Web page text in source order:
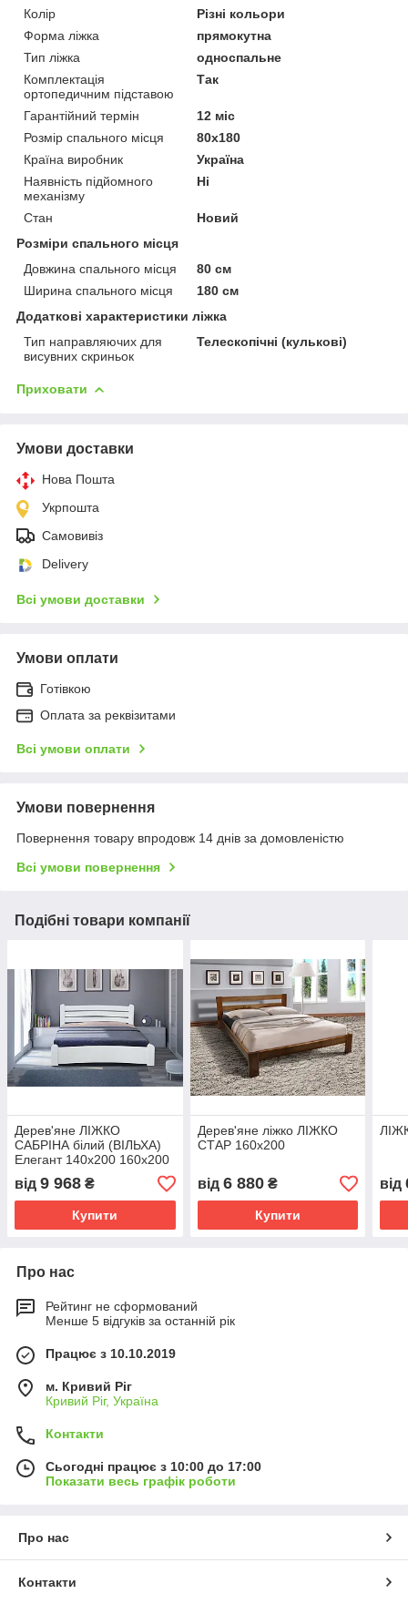
Колір
Різні кольори
Форма ліжка
прямокутна
Тип ліжка
односпальне
Комплектація
ортопедичним підставою
Так
Гарантійний термін
12 міс
Розмір спального місця
80х180
Країна виробник
Україна
Наявність підйомного
механізму
Ні
Стан
Новий
Розміри спального місця
Довжина спального місця
80 см
Ширина спального місця
180 см
Додаткові характеристики ліжка
Тип направляючих для
висувних скриньок
Телескопічні (кулькові)
Приховати
Умови доставки
Нова Пошта
Укрпошта
Самовивіз
Delivery
Всі умови доставки
Умови оплати
Готівкою
Оплата за реквізитами
Всі умови оплати
Умови повернення
Повернення товару впродовж 14 днів за домовленістю
Всі умови повернення
Подібні товари компанії
Дерев'яне ЛІЖКО
САБРІНА білий (ВІЛЬХА)
Елегант 140х200 160х200
від 9 968 ₴
Купити
Дерев'яне ліжко ЛІЖКО
СТАР 160х200
від 6 880₴
Купити
від
Про нас
Рейтинг не сформований
Менше 5 відгуків за останній рік
Працює з 10.10.2019
м. Кривий Ріг
Кривий Ріг, Україна
Контакти
Сьогодні працює з 10:00 до 17:00
Показати весь графік роботи
Про нас
Контакти